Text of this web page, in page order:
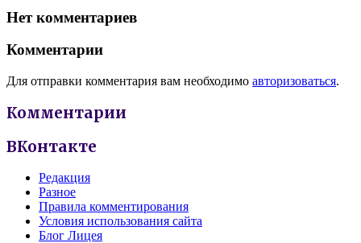
Нет комментариев
Комментарии
Для отправки комментария вам необходимо авторизоваться.
Комментарии
ВКонтакте
Редакция
Разное
Правила комментирования
Условия использования сайта
Блог Лицея